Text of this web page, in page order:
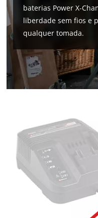
This
baterias Power X-
liberdade sem fios e
qualquer tomada.